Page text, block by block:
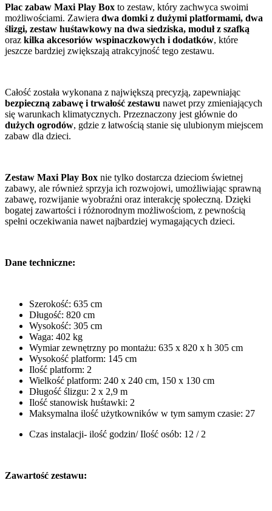
Plac zabaw Maxi Play Box to zestaw, który zachwyca swoimi
możliwościami. Zawiera dwa domki z dużymi platformami, dwa
ślizgi, zestaw huśtawkowy na dwa siedziska, moduł z szafką
oraz kilka akcesoriów wspinaczkowych i dodatków, które
jeszcze bardziej zwiększają atrakcyjność tego zestawu.
Całość została wykonana z największą precyzją, zapewniając
bezpieczną zabawę i trwałość zestawu nawet przy zmieniających
się warunkach klimatycznych. Przeznaczony jest głównie do
dużych ogrodów, gdzie z łatwością stanie się ulubionym miejscem
zabaw dla dzieci.
Zestaw Maxi Play Box nie tylko dostarcza dzieciom świetnej
zabawy, ale również sprzyja ich rozwojowi, umożliwiając sprawną
zabawę, rozwijanie wyobraźni oraz interakcję społeczną. Dzięki
bogatej zawartości i różnorodnym możliwościom, z pewnością
spełni oczekiwania nawet najbardziej wymagających dzieci.
Dane techniczne:
Szerokość: 635 cm
Długość: 820 cm
Wysokość: 305 cm
Waga: 402 kg
Wymiar zewnętrzny po montażu: 635 x 820 x h 305 cm
Wysokość platform: 145 cm
Ilość platform: 2
Wielkość platform: 240 x 240 cm, 150 x 130 cm
Długość ślizgu: 2 x 2,9 m
Ilość stanowisk huśtawki: 2
Maksymalna ilość użytkowników w tym samym czasie: 27
Czas instalacji- ilość godzin/ Ilość osób: 12 / 2
Zawartość zestawu: